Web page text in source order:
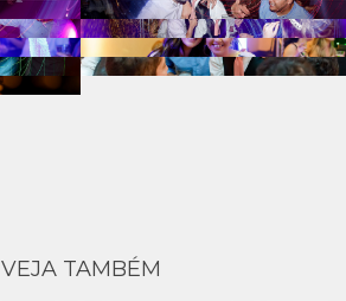
VEJA TAMBÉM